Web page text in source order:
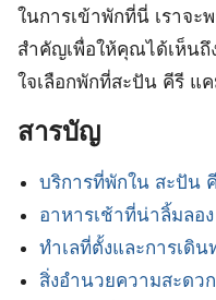
ในการเข้าพักที่นี่ เราจะ
สำคัญเพื่อให้คุณได้เห็น
ใจเลือกพักที่สะปัน คีรี แ
สารบัญ
บริการที่พักใน สะปัน
อาหารเช้าที่น่าลิ้มลอง
ทำเลที่ตั้งและการเดิน
สิ่งอำนวยความสะดว